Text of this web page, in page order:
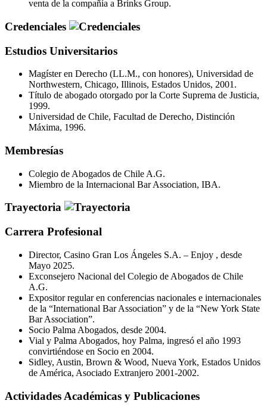
venta de la compañía a Brinks Group.
Credenciales
Estudios Universitarios
Magíster en Derecho (LL.M., con honores), Universidad de
Northwestern, Chicago, Illinois, Estados Unidos, 2001.
Título de abogado otorgado por la Corte Suprema de Justicia,
1999.
Universidad de Chile, Facultad de Derecho, Distinción
Máxima, 1996.
Membresías
Colegio de Abogados de Chile A.G.
Miembro de la Internacional Bar Association, IBA.
Trayectoria
Carrera Profesional
Director, Casino Gran Los Ángeles S.A. – Enjoy , desde
Mayo 2025.
Exconsejero Nacional del Colegio de Abogados de Chile
A.G.
Expositor regular en conferencias nacionales e internacionales
de la “International Bar Association” y de la “New York State
Bar Association”.
Socio Palma Abogados, desde 2004.
Vial y Palma Abogados, hoy Palma, ingresó el año 1993
convirtiéndose en Socio en 2004.
Sidley, Austin, Brown & Wood, Nueva York, Estados Unidos
de América, Asociado Extranjero 2001-2002.
Actividades Académicas y Publicaciones